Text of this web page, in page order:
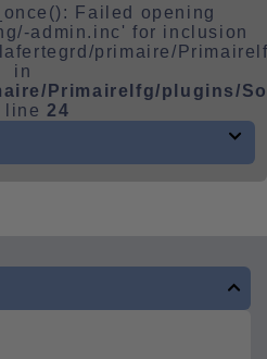
Failed opening
admin.inc' for inclusion
primaire/
in
Primairelfg/plugins/
line24

